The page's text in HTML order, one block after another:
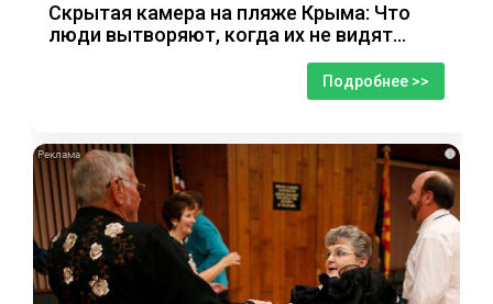
Скрытая камера на пляже Крыма: Что
люди вытворяют, когда их не видят...
Подробнее >>
i